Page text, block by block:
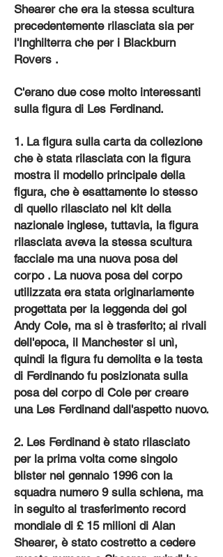
Shearer che era la stessa scultura
precedentemente rilasciata sia per
l'Inghilterra che per i Blackburn
Rovers .
C'erano due cose molto interessanti
sulla figura di Les Ferdinand.
1. La figura sulla carta da collezione
che è stata rilasciata con la figura
mostra il modello principale della
figura, che è esattamente lo stesso
di quello rilasciato nel kit della
nazionale inglese, tuttavia, la figura
rilasciata aveva la stessa scultura
facciale ma una nuova posa del
corpo . La nuova posa del corpo
utilizzata era stata originariamente
progettata per la leggenda dei gol
Andy Cole, ma si è trasferito; ai rivali
dell'epoca, il Manchester si unì,
quindi la figura fu demolita e la testa
di Ferdinando fu posizionata sulla
posa del corpo di Cole per creare
una Les Ferdinand dall'aspetto nuovo.
2. Les Ferdinand è stato rilasciato
per la prima volta come singolo
blister nel gennaio 1996 con la
squadra numero 9 sulla schiena, ma
in seguito al trasferimento record
mondiale di £ 15 milioni di Alan
Shearer, è stato costretto a cedere